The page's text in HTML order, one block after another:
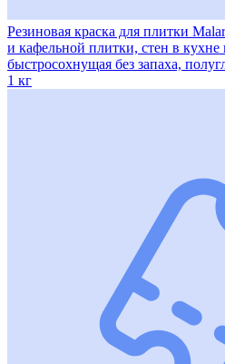
Резиновая краска для плитки
и кафельной плитки, стен в
быстросохнущая без запаха,
1 кг